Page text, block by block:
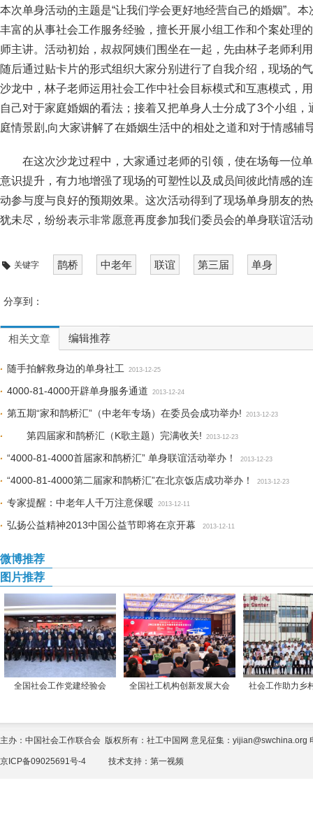
本次单身活动的主题是“让我们学会更好地经营自己的婚姻”。
丰富的从事社会工作服务经验，擅长开展小组工作和个案处理
师主讲。活动初始，叔叔阿姨们围坐在一起，先由林子老师利
随后通过贴卡片的形式组织大家分别进行了自我介绍，现场的
沙龙中，林子老师运用社会工作中社会目标模式和互惠模式，
自己对于家庭婚姻的看法；接着又把单身人士分成了3个小组
庭情景剧,向大家讲解了在婚姻生活中的相处之道和对于情感辅
在这次沙龙过程中，大家通过老师的引领，使在场每一位
意识提升，有力地增强了现场的可塑性以及成员间彼此情感的
动参与度与良好的预期效果。这次活动得到了现场单身朋友的
犹未尽，纷纷表示非常愿意再度参加我们委员会的单身联谊活
关键字 鹊桥 中老年 联谊 第三届 单身
分享到：
相关文章 编辑推荐
随手拍解救身边的单身社工 2013-12-25
4000-81-4000开辟单身服务通道 2013-12-24
第五期“家和鹊桥汇”（中老年专场）在委员会成功举办! 2013-12-23
第四届家和鹊桥汇（K歌主题）完满收关! 2013-12-23
“4000-81-4000首届家和鹊桥汇” 单身联谊活动举办！ 2013-12-23
“4000-81-4000第二届家和鹊桥汇”在北京饭店成功举办！ 2013-12-23
专家提醒：中老年人千万注意保暖 2013-12-11
弘扬公益精神2013中国公益节即将在京开幕 2013-12-11
微博推荐
图片推荐
全国社会工作党建经验会 全国社工机构创新发展大会 社会工作助力乡
主办：中国社会工作联合会 版权所有：社工中国网 意见征集：yijian@swchina.org
京ICP备09025691号-4 技术支持： 第一视频